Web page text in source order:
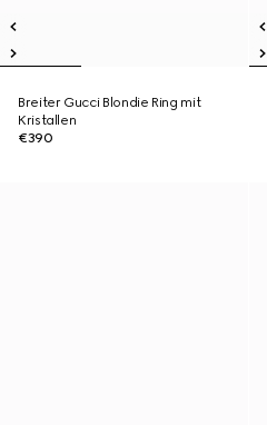
Breiter Gucci Blondie Ring mit
Kristallen
€390